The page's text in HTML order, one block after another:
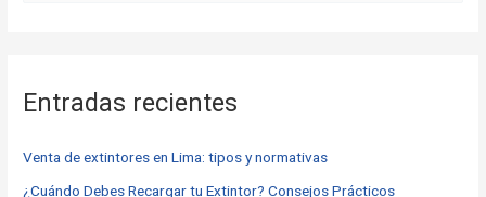
a
p
o
Entradas recientes
Venta de extintores en Lima: tipos y normativas
¿Cuándo Debes Recargar tu Extintor? Consejos Prácticos